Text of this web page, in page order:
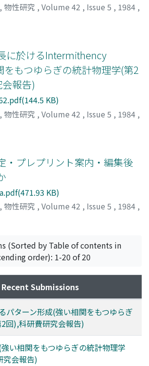
, 物性研究 , Volume 42 , Issue 5 , 1984 ,
に於けるIntermithency
もつゆらぎの統計物理学(第2
報告)
KB)
, 物性研究 , Volume 42 , Issue 5 , 1984 ,
・プレプリント案内・編集後
KB)
, 物性研究 , Volume 42 , Issue 5 , 1984 ,
(Sorted by Table of contents in
order): 1-20 of 20
Recent Submissions
パターン形成(強い相関をもつゆらぎ
回),科研費研究会報告)
い相関をもつゆらぎの統計物理学
究会報告)